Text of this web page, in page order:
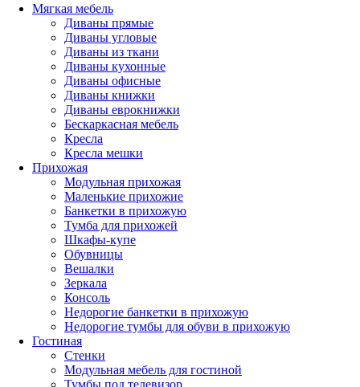
Мягкая мебель
Диваны прямые
Диваны угловые
Диваны из ткани
Диваны кухонные
Диваны офисные
Диваны книжки
Диваны еврокнижки
Бескаркасная мебель
Кресла
Кресла мешки
Прихожая
Модульная прихожая
Маленькие прихожие
Банкетки в прихожую
Тумба для прихожей
Шкафы-купе
Обувницы
Вешалки
Зеркала
Консоль
Недорогие банкетки в прихожую
Недорогие тумбы для обуви в прихожую
Гостиная
Стенки
Модульная мебель для гостиной
Тумбы под телевизор